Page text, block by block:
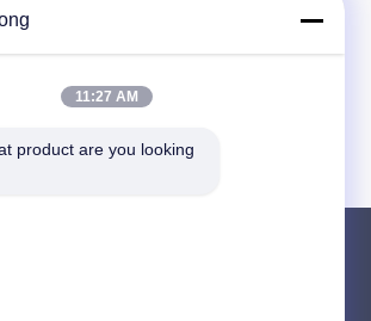
11:27 AM
product are you looking